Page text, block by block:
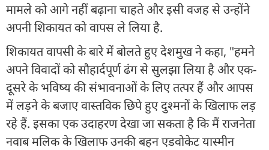
मामले को आगे नहीं बढ़ाना चाहते और इसी वजह से उन्होंने
अपनी शिकायत को वापस ले लिया है.
शिकायत वापसी के बारे में बोलते हुए देशमुख ने कहा, "हमने
अपने विवादों को सौहार्दपूर्ण ढंग से सुलझा लिया है और एक-
दूसरे के भविष्य की संभावनाओं के लिए तत्पर हैं और आपस
में लड़ने के बजाए वास्तविक छिपे हुए दुश्मनों के खिलाफ लड़
रहे हैं. इसका एक उदाहरण देखा जा सकता है कि मैं राजनेता
नवाब मलिक के खिलाफ उनकी बहन एडवोकेट यास्मीन